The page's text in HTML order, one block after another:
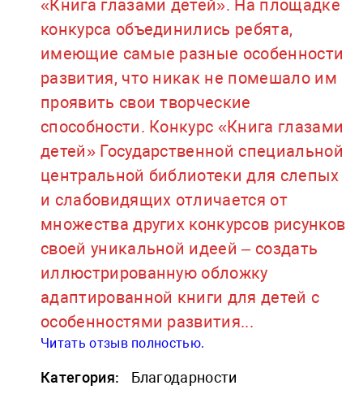
«Книга глазами детей». На площадке
конкурса объединились ребята,
имеющие самые разные особенности
развития, что никак не помешало им
проявить свои творческие
способности. Конкурс «Книга глазами
детей» Государственной специальной
центральной библиотеки для слепых
и слабовидящих отличается от
множества других конкурсов рисунков
своей уникальной идеей – создать
иллюстрированную обложку
адаптированной книги для детей с
особенностями развития...
Читать отзыв полностью.
Категория:
Благодарности